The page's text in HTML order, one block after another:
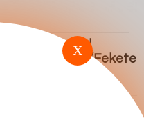
Dohányzóasztal
Concept 55 204 (Fekete
X